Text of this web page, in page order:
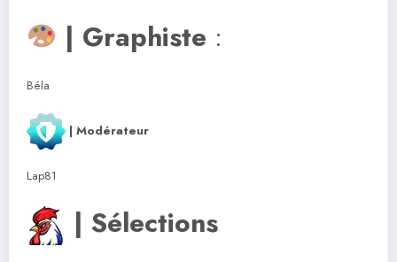
| Graphiste :
Béla
| Modérateur
Lap81
| Sélections